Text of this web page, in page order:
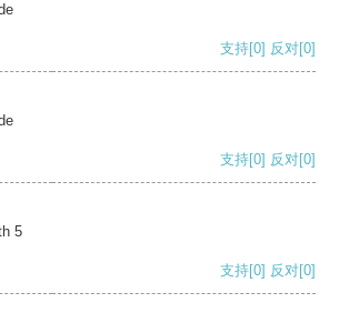
支持[0] 反对[0]
支持[0] 反对[0]
5
支持[0] 反对[0]